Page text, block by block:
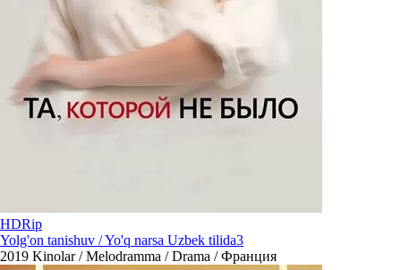
HDRip
Yolg'on tanishuv / Yo'q narsa Uzbek tilida3
2019 Kinolar / Melodramma / Drama / Франция